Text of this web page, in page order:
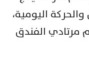
اليومية،
مرتادي الفندق